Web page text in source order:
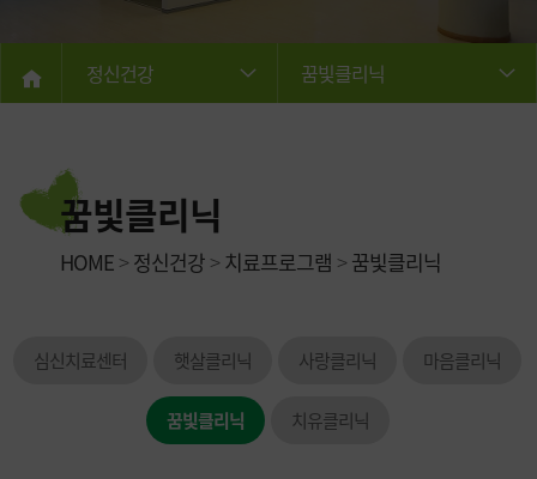
정신건강 꿈빛클리닉
꿈빛클리닉
HOME > 정신건강 > 치료프로그램 > 꿈빛클리닉
심신치료센터 햇살클리닉 사랑클리닉 마음클리닉
꿈빛클리닉 치유클리닉